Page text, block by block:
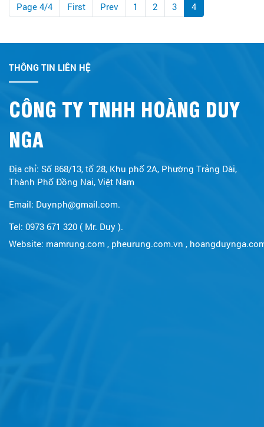
Page 4/4 First Prev 1 2 3 4
THÔNG TIN LIÊN HỆ
CÔNG TY TNHH HOÀNG DUY
NGA
Địa chỉ: Số 868/13, tổ 28, Khu phố 2A, Phường Trảng Dài,
Thành Phố Đồng Nai, Việt Nam
Email: Duynph@gmail.com.
Tel: 0973 671 320 ( Mr. Duy ).
Website: mamrung.com , pheurung.com.vn ,